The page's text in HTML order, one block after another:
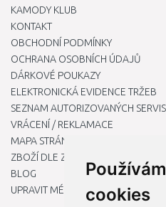
cookies
KAMODY KLUB
KONTAKT
OBCHODNÍ PODMÍNKY
OCHRANA OSOBNÍCH ÚDAJŮ
DÁRKOVÉ POUKAZY
ELEKTRONICKÁ EVIDENCE TRŽEB
SEZNAM AUTORIZOVANÝCH
VRÁCENÍ / REKLAMACE
MAPA STRÁNKY
ZBOŽÍ DLE ZNAČEK
BLOG
UPRAVIT MÉ PŘEDVOLBY COOKIES